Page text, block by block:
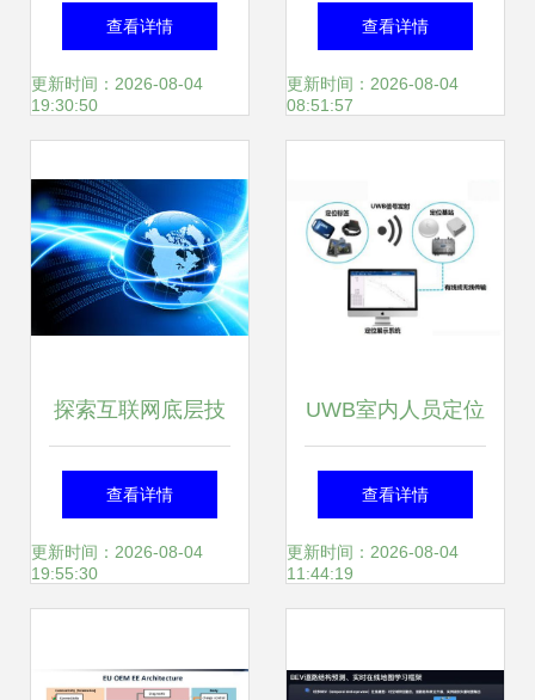
计算机网络科技领
域的专业引导与实
查看详情
更新时间：2026-08-04
19:30:50
计的完美融合 从
PC设备到创意素材
查看详情
更新时间：2026-08-04
08:51:57
探索互联网底层技
术架构 计算机网络
科技领域内的技术
查看详情
更新时间：2026-08-04
19:55:30
UWB室内人员定位
技术的特点
查看详情
更新时间：2026-08-04
11:44:19